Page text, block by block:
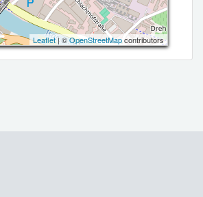
Leaflet| ©OpenStreetMapcontributors